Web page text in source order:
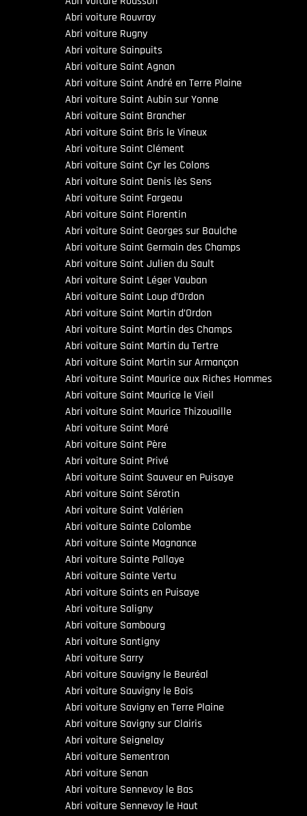
Abri voiture Rouvray
Abri voiture Rugny
Abri voiture Sainpuits
Abri voiture Saint Agnan
Abri voiture Saint André en Terre Plaine
Abri voiture Saint Aubin sur Yonne
Abri voiture Saint Brancher
Abri voiture Saint Bris le Vineux
Abri voiture Saint Clément
Abri voiture Saint Cyr les Colons
Abri voiture Saint Denis lès Sens
Abri voiture Saint Fargeau
Abri voiture Saint Florentin
Abri voiture Saint Georges sur Baulche
Abri voiture Saint Germain des Champs
Abri voiture Saint Julien du Sault
Abri voiture Saint Léger Vauban
Abri voiture Saint Loup d’Ordon
Abri voiture Saint Martin d’Ordon
Abri voiture Saint Martin des Champs
Abri voiture Saint Martin du Tertre
Abri voiture Saint Martin sur Armançon
Abri voiture Saint Maurice aux Riches Hommes
Abri voiture Saint Maurice le Vieil
Abri voiture Saint Maurice Thizouaille
Abri voiture Saint Moré
Abri voiture Saint Père
Abri voiture Saint Privé
Abri voiture Saint Sauveur en Puisaye
Abri voiture Saint Sérotin
Abri voiture Saint Valérien
Abri voiture Sainte Colombe
Abri voiture Sainte Magnance
Abri voiture Sainte Pallaye
Abri voiture Sainte Vertu
Abri voiture Saints en Puisaye
Abri voiture Saligny
Abri voiture Sambourg
Abri voiture Santigny
Abri voiture Sarry
Abri voiture Sauvigny le Beuréal
Abri voiture Sauvigny le Bois
Abri voiture Savigny en Terre Plaine
Abri voiture Savigny sur Clairis
Abri voiture Seignelay
Abri voiture Sementron
Abri voiture Senan
Abri voiture Sennevoy le Bas
Abri voiture Sennevoy le Haut